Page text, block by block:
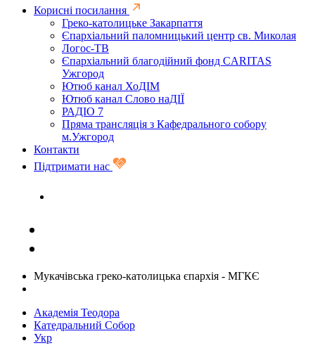
Корисні посилання
Греко-католицьке Закарпаття
Єпархіальний паломницький центр св. Миколая
Логос-ТВ
Єпархіальний благодійний фонд CARITAS
Ужгород
Ютюб канал ХоДІМ
Ютюб канал Слово наДІЇ
РАДІО 7
Пряма трансляція з Кафедрального собору
м.Ужгород
Контакти
Підтримати нас
Мукачівська греко-католицька єпархія - МГКЄ
Академія Теодора
Катедральний Собор
Укр